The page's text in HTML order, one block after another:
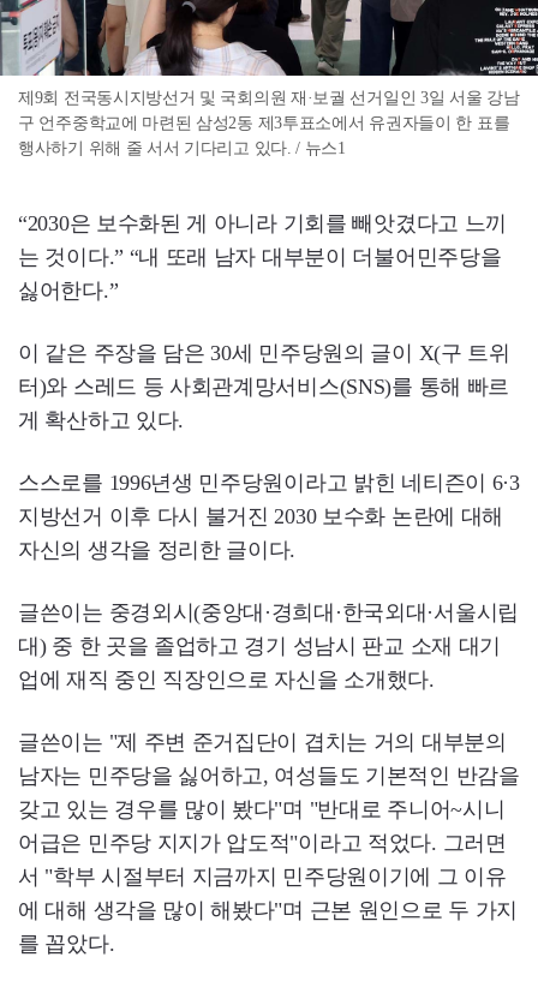
제9회 전국동시지방선거 및 국회의원 재·보궐 선거일인 3일 서울 강남
구 언주중학교에 마련된 삼성2동 제3투표소에서 유권자들이 한 표를
행사하기 위해 줄 서서 기다리고 있다. / 뉴스1
“2030은 보수화된 게 아니라 기회를 빼앗겼다고 느끼
는 것이다.” “내 또래 남자 대부분이 더불어민주당을
싫어한다.”
이 같은 주장을 담은 30세 민주당원의 글이 X(구 트위
터)와 스레드 등 사회관계망서비스(SNS)를 통해 빠르
게 확산하고 있다.
스스로를 1996년생 민주당원이라고 밝힌 네티즌이 6·3
지방선거 이후 다시 불거진 2030 보수화 논란에 대해
자신의 생각을 정리한 글이다.
글쓴이는 중경외시(중앙대·경희대·한국외대·서울시립
대) 중 한 곳을 졸업하고 경기 성남시 판교 소재 대기
업에 재직 중인 직장인으로 자신을 소개했다.
글쓴이는 "제 주변 준거집단이 겹치는 거의 대부분의
남자는 민주당을 싫어하고, 여성들도 기본적인 반감을
갖고 있는 경우를 많이 봤다"며 "반대로 주니어~시니
어급은 민주당 지지가 압도적"이라고 적었다. 그러면
서 "학부 시절부터 지금까지 민주당원이기에 그 이유
에 대해 생각을 많이 해봤다"며 근본 원인으로 두 가지
를 꼽았다.